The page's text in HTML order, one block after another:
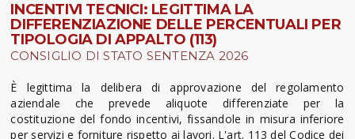
INCENTIVI TECNICI: LEGITTIMA LA
DIFFERENZIAZIONE DELLE PERCENTUALI PER
TIPOLOGIA DI APPALTO (113)
CONSIGLIO DI STATO SENTENZA 2026
È legittima la delibera di approvazione del regolamento
aziendale che prevede aliquote differenziate per la
costituzione del fondo incentivi, fissandole in misura inferiore
per servizi e forniture rispetto ai lavori. L'art. 113 del Codice dei